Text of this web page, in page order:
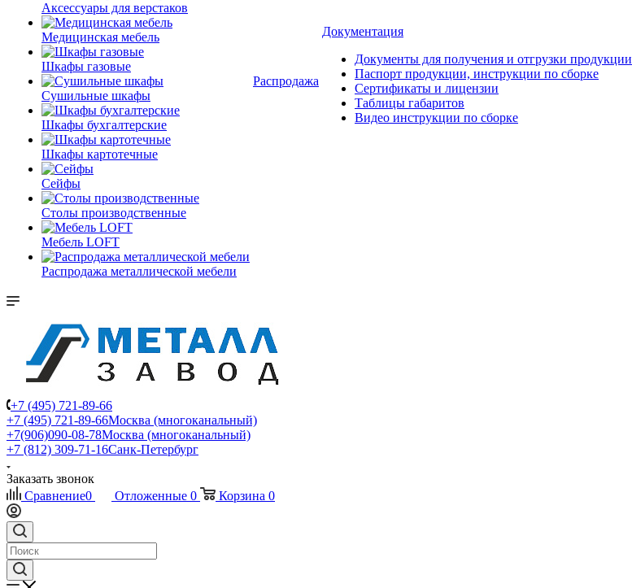
Аксессуары для верстаков
Медицинская мебель
Шкафы газовые
Сушильные шкафы
Шкафы бухгалтерские
Шкафы картотечные
Сейфы
Столы производственные
Мебель LOFT
Распродажа металлической мебели
Распродажа
Документация
Документы для получения и отгрузки продукции
Паспорт продукции, инструкции по сборке
Сертификаты и лицензии
Таблицы габаритов
Видео инструкции по сборке
+7 (495) 721-89-66
+7 (495) 721-89-66Москва (многоканальный)
+7(906)090-08-78Москва (многоканальный)
+7 (812) 309-71-16Санк-Петербург
Заказать звонок
Сравнение0 Отложенные 0 Корзина 0